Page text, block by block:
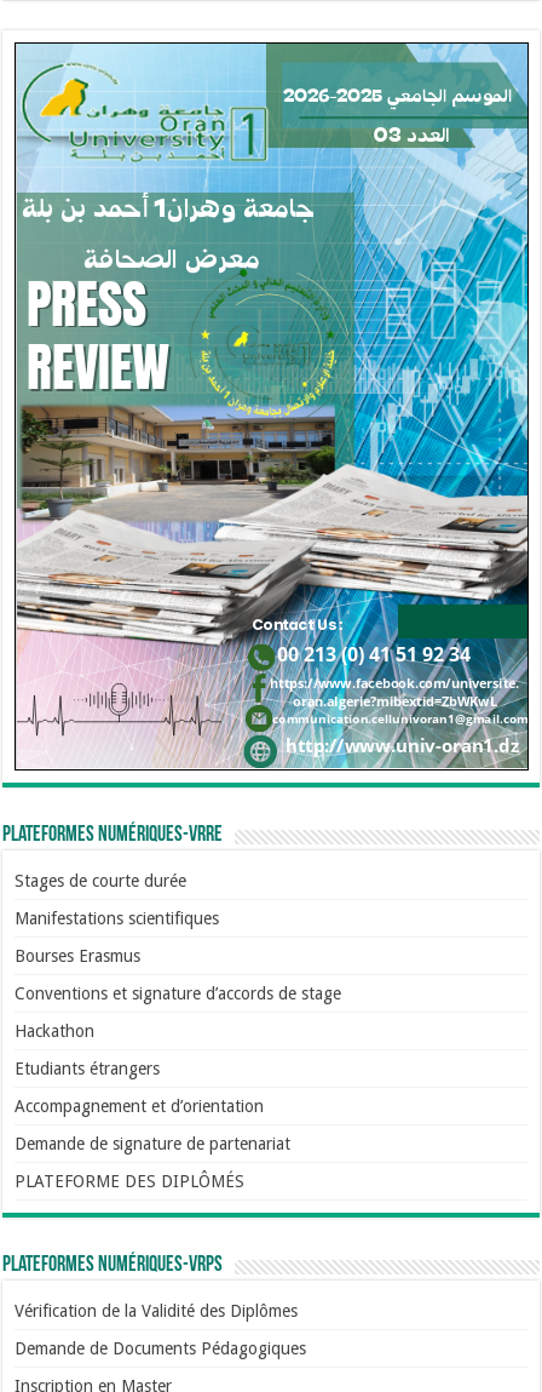
Plateformes numériques-VRRE
Stages de courte durée
Manifestations scientifiques
Bourses Erasmus
Conventions et signature d’accords de stage
Hackathon
Etudiants étrangers
Accompagnement et d’orientation
Demande de signature de partenariat
PLATEFORME DES DIPLÔMÉS
Plateformes numériques-VRPS
Vérification de la Validité des Diplômes
Demande de Documents Pédagogiques
Inscription en Master